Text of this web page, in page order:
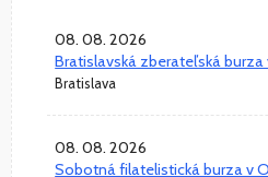
08. 08. 2026
Bratislavská zberateľská burza
Bratislava
08. 08. 2026
Sobotná filatelistická burza v